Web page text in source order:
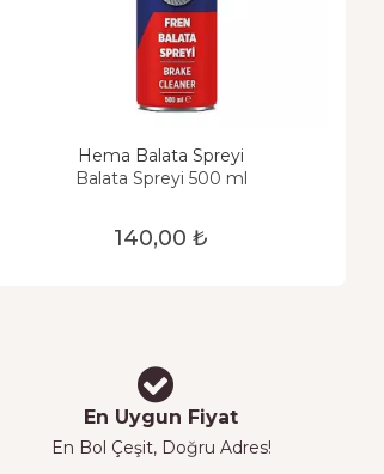
Hema Balata Spreyi
Balata Spreyi 500 ml
140,00 ₺
En Uygun Fiyat
En Bol Çeşit, Doğru Adres!